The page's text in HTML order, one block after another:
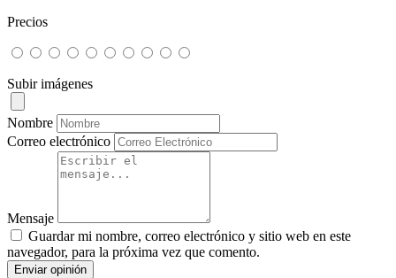
Precios
Subir imágenes
Nombre
Correo electrónico
Mensaje
Guardar mi nombre, correo electrónico y sitio web en este
navegador, para la próxima vez que comento.
Enviar opinión